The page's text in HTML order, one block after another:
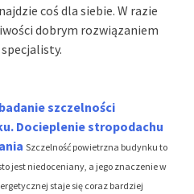
coś dla siebie. W razie
dobrym rozwiązaniem
szczelności
Docieplenie stropodachu
Szczelność powietrzna budynku to
jest niedoceniany, a jego znaczenie w
staje się coraz bardziej